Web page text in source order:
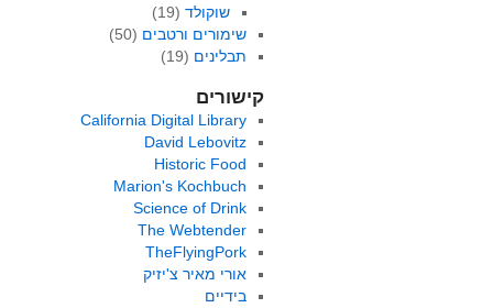
שוקולד (19)
שימורים ורטבים (50)
תבלינים (19)
קישורים
California Digital Library
David Lebovitz
Historic Food
Marion's Kochbuch
Science of Drink
The Webtender
TheFlyingPork
אורי מאיר צ'יזיק
בידיים